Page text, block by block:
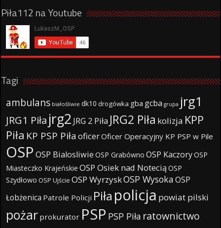
Piła112 na Youtube
Tagi
ambulans białośliwie dk10 drogówka gba gcba grupa jrg1
JRG1 Piła jrg2 JRG 2 Piła JRG2 Piła kolizja KPP
Piła KP PSP Piła oficerOficer Operacyjny KP PSP w Pile
OSP OSP Bialosliwie OSP Grabówno OSP KaczoryOSP
Miasteczko Krajeńskie OSP Osiek nad Notecią OSP
Szydłowo OSP Ujście OSP WyrzyskOSP WysokaOSP
Łobżenica Patrole Policji Piła policja powiat pilski
pożar prokurator PSP PSP Piła ratownictwo